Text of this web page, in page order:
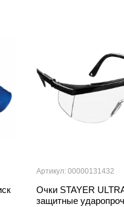
Артикул: 00000131432
Очки STAYER
защитные